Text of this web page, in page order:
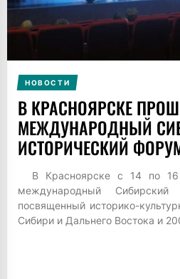
НОВОСТИ
В КРАСНОЯРСКЕ
МЕЖДУНАРОДНЫЙ
ИСТОРИЧЕСКИЙ
В Красноярске с 14 по 16
международный Сибирский
посвященный историко-
Сибири и Дальнего Востока и